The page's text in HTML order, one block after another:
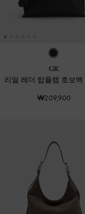
리얼 레더 탑플랩 호보백
₩209,900